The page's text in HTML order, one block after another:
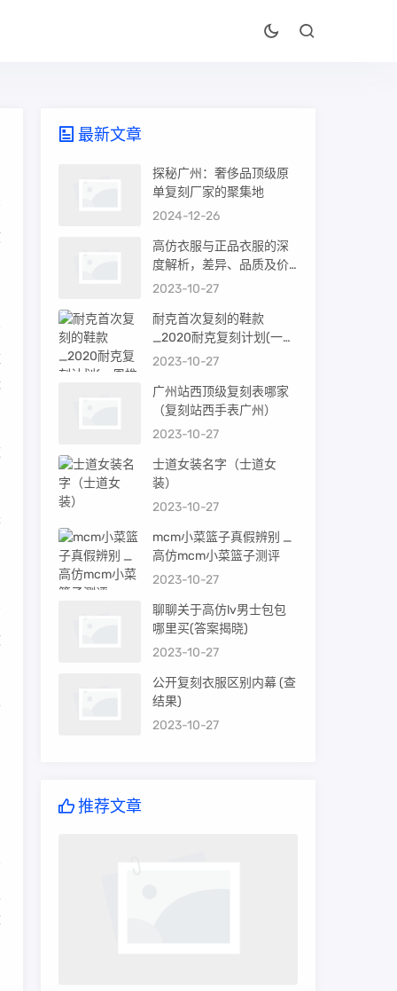
最新文章
探秘广州：奢侈品顶级原
单复刻厂家的聚集地
2024-12-26
高仿衣服与正品衣服的深
度解析，差异、品质及价
值
2023-10-27
耐克首次复刻的鞋款
_2020耐克复刻计划(一周
推荐)
2023-10-27
广州站西顶级复刻表哪家
（复刻站西手表广州）
2023-10-27
士道女装名字（士道女
装）
2023-10-27
mcm小菜篮子真假辨别 _
高仿mcm小菜篮子测评
2023-10-27
聊聊关于高仿lv男士包包
哪里买(答案揭晓)
2023-10-27
公开复刻衣服区别内幕 (查
结果)
2023-10-27
推荐文章